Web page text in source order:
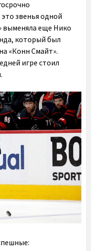
звенья одной
выменяла еще Нико
который был
«Конн Смайт».
игре стоил